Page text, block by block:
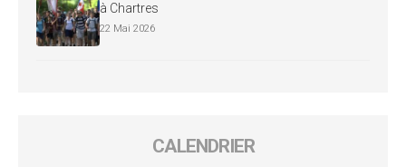
à Chartres
22 Mai 2026
CALENDRIER